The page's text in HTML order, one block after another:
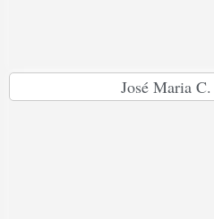
José Maria